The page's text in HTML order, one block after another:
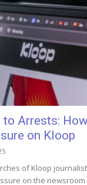
Arrests:
on Kloop
of Kloop
on the newsroom